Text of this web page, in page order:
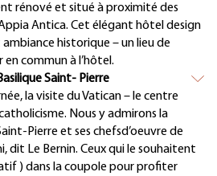
rénové et situé à proximité des
Antica. Cet élégant hôtel design
historique – un lieu de
en commun à l’hôtel.
Saint- Pierre
la visite du Vatican – le centre
Nous y admirons la
Pierre et ses chefsd’oeuvre de
dit Le Bernin. Ceux qui le souhaitent
) dans la coupole pour profiter